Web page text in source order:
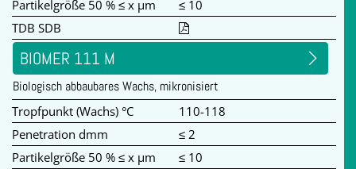
Partikelgröße 50 % ≤ x µm
≤ 10
TDB SDB
BIOMER 111 M
Biologisch abbaubares Wachs, mikronisiert
Tropfpunkt (Wachs) °C
110-118
Penetration dmm
≤ 2
Partikelgröße 50 % ≤ x µm
≤ 10